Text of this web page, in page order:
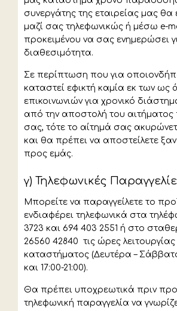
συνεργάτης της εταιρείας μας θα
μαζί σας τηλεφωνικώς ή μέσω e-
προκειμένου να σας ενημερώσει
διαθεσιμότητα.
Σε περίπτωση που για
καταστεί εφικτή καμία εκ των ως
επικοινωνιών για χρονικό
από την αποστολή του αιτήματος
σας, τότε το αίτημά σας
και θα πρέπει να αποστείλετε
προς εμάς.
γ) Τηλεφωνικές
Μπορείτε να παραγγείλετε το
ενδιαφέρει τηλεφωνικά στα
3723 και 694 403 2551 ή στο
26560 42840 τις ώρες λειτουργίας
καταστήματος (Δευτέρα –
και 17:00-21:00).
Θα πρέπει υποχρεωτικά πριν
τηλεφωνική παραγγελία να